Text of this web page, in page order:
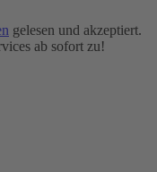
gelesen und akzeptiert.
ab sofort zu!